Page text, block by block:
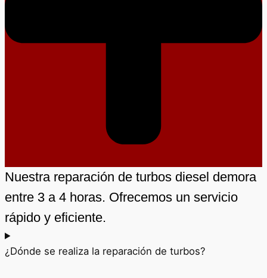
Nuestra reparación de turbos diesel demora
entre 3 a 4 horas. Ofrecemos un servicio
rápido y eficiente.
¿Dónde se realiza la reparación de turbos?